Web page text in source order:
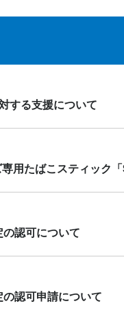
する支援について
専用たばこスティッ
認可について
認可申請について